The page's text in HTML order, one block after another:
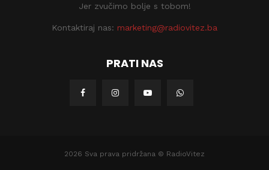
Jer zvučimo bolje s tobom!
Kontaktiraj nas: marketing@radiovitez.ba
PRATI NAS
2026 Sva prava pridržana © RadioVitez